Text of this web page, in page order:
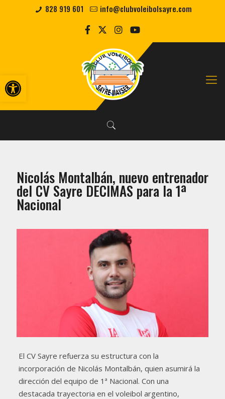
Abrir barra de herramientas
828 919 601 info@clubvoleibolsayre.com
Nicolás Montalbán, nuevo entrenador
del CV Sayre DECIMAS para la 1ª
Nacional
El CV Sayre refuerza su estructura con la
incorporación de Nicolás Montalbán, quien asumirá la
dirección del equipo de 1ª Nacional. Con una
destacada trayectoria en el voleibol argentino,